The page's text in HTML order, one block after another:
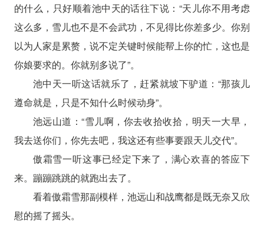
的什么，只好顺着池中天的话往下说：“天儿你不用考虑
这么多，雪儿也不是不会武功，不见得比你差多少。你别
以为人家是累赘，说不定关键时候能帮上你的忙，这也是
你娘要求的。你就别多说了”。
池中天一听这话就乐了，赶紧就坡下驴道：“那孩儿
遵命就是，只是不知什么时候动身”。
池远山道：“雪儿啊，你去收拾收拾，明天一大早，
我去送你们，你先去吧，我这还有些事要跟天儿交代”。
傲霜雪一听这事已经定下来了，满心欢喜的答应下
来。蹦蹦跳跳的就跑出去了。
看着傲霜雪那副模样，池远山和战鹰都是既无奈又欣
慰的摇了摇头。